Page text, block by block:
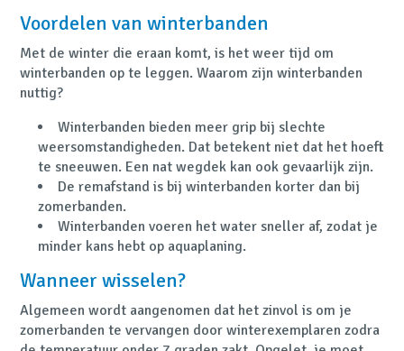
Voordelen van winterbanden
Met de winter die eraan komt, is het weer tijd om
winterbanden op te leggen. Waarom zijn winterbanden
nuttig?
Winterbanden bieden meer grip bij slechte
weersomstandigheden. Dat betekent niet dat het hoeft
te sneeuwen. Een nat wegdek kan ook gevaarlijk zijn.
De remafstand is bij winterbanden korter dan bij
zomerbanden.
Winterbanden voeren het water sneller af, zodat je
minder kans hebt op aquaplaning.
Wanneer wisselen?
Algemeen wordt aangenomen dat het zinvol is om je
zomerbanden te vervangen door winterexemplaren zodra